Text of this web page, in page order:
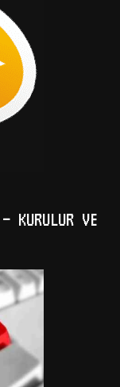
KURULUR VE